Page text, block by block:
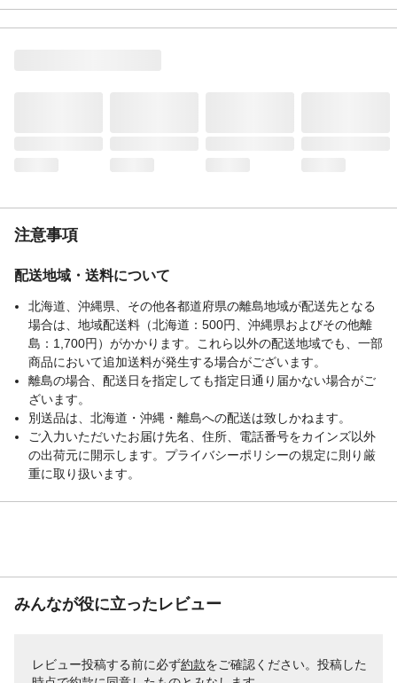
洗濯可能
◯
詰め物-組成素材
詰め物-組成比率
詰め物-重量（kg）
生産国
中国
中材の種類
ポリエステル綿
家庭洗濯等取扱い方
洗濯絵表示に準ずる
重量
注意事項
配送地域・送料について
北海道、沖縄県、その他各都道府県の離島地域が配送先となる
場合は、地域配送料（北海道：500円、沖縄県およびその他離
島：1,700円）がかかります。これら以外の配送地域でも、一部
商品において追加送料が発生する場合がございます。
離島の場合、配送日を指定しても指定日通り届かない場合がご
ざいます。
別送品は、北海道・沖縄・離島への配送は致しかねます。
ご入力いただいたお届け先名、住所、電話番号をカインズ以外
の出荷元に開示します。プライバシーポリシーの規定に則り厳
重に取り扱います。
みんなが役に立ったレビュー
レビュー投稿する前に必ず約款をご確認ください。投稿した